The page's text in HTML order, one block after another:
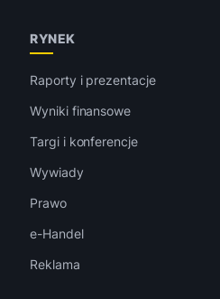
RYNEK
Raporty i prezentacje
Wyniki finansowe
Targi i konferencje
Wywiady
Prawo
e-Handel
Reklama